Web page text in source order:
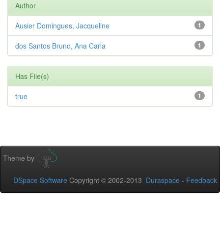
Author
1
Ausier Domingues, Jacqueline
1
dos Santos Bruno, Ana Carla
Has File(s)
1
true
Theme by
DSpace Software Copyright © 2002-2013 Duraspace - Feedback